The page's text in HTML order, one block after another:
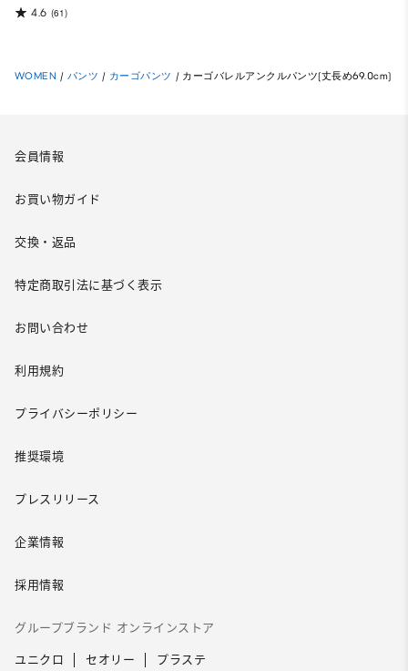
4.6 (61)
WOMEN / パンツ / カーゴパンツ / カーゴバレルアンクルパンツ(丈長め69.0cm)
会員情報
お買い物ガイド
交換・返品
特定商取引法に基づく表示
お問い合わせ
利用規約
プライバシーポリシー
推奨環境
プレスリリース
企業情報
採用情報
グループブランド オンラインストア
ユニクロ セオリー プラステ